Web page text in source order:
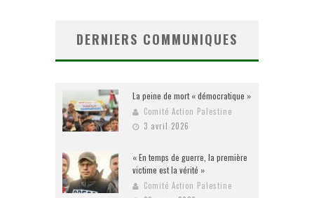
DERNIERS COMMUNIQUES
La peine de mort « démocratique »
Comité Action Palestine
3 avril 2026
« En temps de guerre, la première
victime est la vérité »
Comité Action Palestine